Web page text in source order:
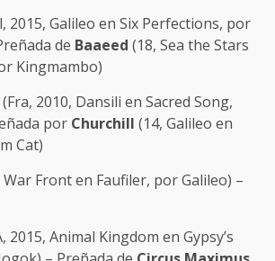
2015, Galileo en Six Perfections, por
de Baaeed (18, Sea the Stars
Kingmambo)
(Fra, 2010, Dansili en Sacred Song,
por Churchill (14, Galileo en
Cat)
War Front en Faufiler, por Galileo) –
2015, Animal Kingdom en Gypsy’s